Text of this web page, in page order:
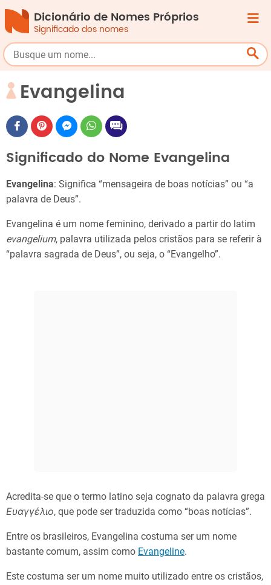
Dicionário de Nomes Próprios
Significado dos nomes
Evangelina
Significado do Nome Evangelina
Evangelina: Significa “mensageira de boas notícias” ou “a
palavra de Deus”.
Evangelina é um nome feminino, derivado a partir do latim
evangelium, palavra utilizada pelos cristãos para se referir à
“palavra sagrada de Deus”, ou seja, o “Evangelho”.
Acredita-se que o termo latino seja cognato da palavra grega
Ευαγγέλιο, que pode ser traduzida como “boas notícias”.
Entre os brasileiros, Evangelina costuma ser um nome
bastante comum, assim como Evangeline.
Este costuma ser um nome muito utilizado entre os cristãos,